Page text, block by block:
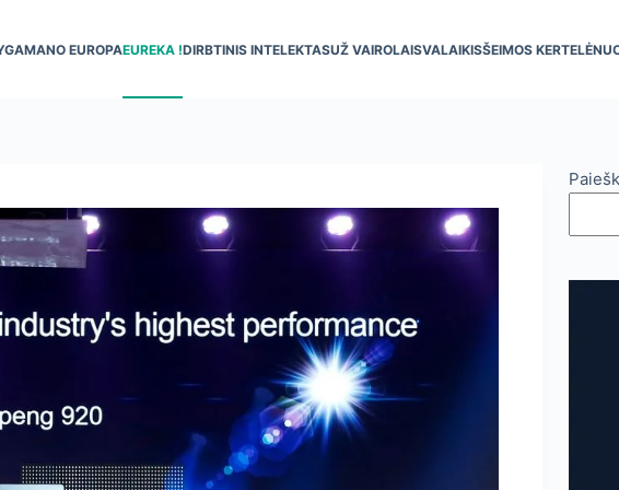
MANO EUROPAEUREKA !DIRBTINIS INTELEKTASUŽ VAIROLAISVALAIKISŠEIMOS KERTELĖ